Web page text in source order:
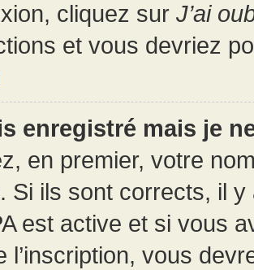
cliquez sur J’ai
et vous devriez
enregistré mais je
en premier, votre
Si ils sont corrects, il
est active et si vous
l’inscription, vous